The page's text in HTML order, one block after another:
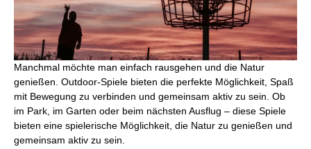
Manchmal möchte man einfach rausgehen und die Natur
genießen. Outdoor-Spiele bieten die perfekte Möglichkeit, Spaß
mit Bewegung zu verbinden und gemeinsam aktiv zu sein. Ob
im Park, im Garten oder beim nächsten Ausflug – diese Spiele
bieten eine spielerische Möglichkeit, die Natur zu genießen und
gemeinsam aktiv zu sein.